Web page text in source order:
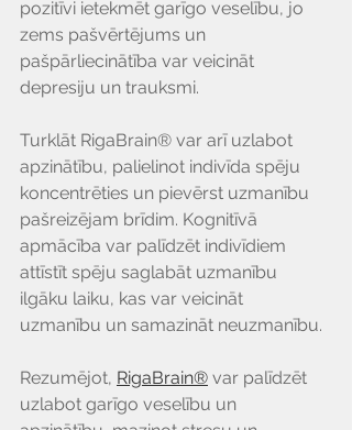
pozitīvi ietekmēt garīgo veselību, jo
zems pašvērtējums un
pašpārliecinātība var veicināt
depresiju un trauksmi.
Turklāt RigaBrain® var arī uzlabot
apzinātību, palielinot indivīda spēju
koncentrēties un pievērst uzmanību
pašreizējam brīdim. Kognitīvā
apmācība var palīdzēt indivīdiem
attīstīt spēju saglabāt uzmanību
ilgāku laiku, kas var veicināt
uzmanību un samazināt neuzmanību.
Rezumējot, RigaBrain® var palīdzēt
uzlabot garīgo veselību un